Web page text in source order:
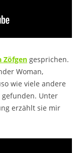
Zöfgen gesprichen.
Woman,
wie viele andere
Unter
erzählt sie mir